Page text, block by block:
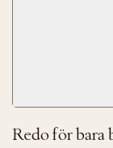
Redo för bara